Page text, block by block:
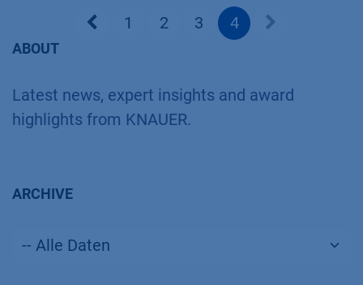
1 2 3 4
ABOUT
Latest news, expert insights and award
highlights from KNAUER.
ARCHIVE